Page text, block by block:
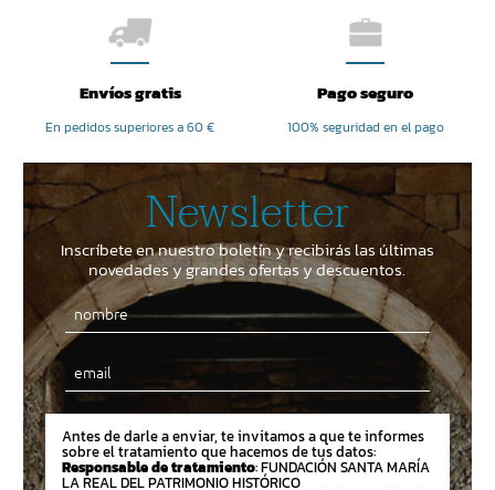
Envíos gratis
En pedidos superiores a 60 €
Pago seguro
100% seguridad en el pago
Newsletter
Inscríbete en nuestro boletín y recibirás las últimas
novedades y grandes ofertas y descuentos.
Email
Antes de darle a enviar, te invitamos a que te informes
sobre el tratamiento que hacemos de tus datos:
Responsable de tratamiento: FUNDACIÓN SANTA MARÍA
LA REAL DEL PATRIMONIO HISTÓRICO